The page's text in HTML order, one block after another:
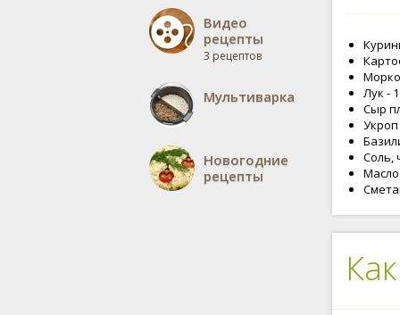
Видео
рецепты
3 рецептов
Мультиварка
Новогодние
рецепты
Лук -
Сыр
Укроп
Соль,